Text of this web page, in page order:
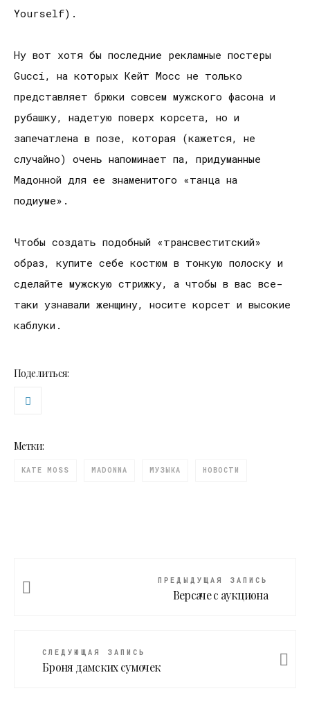
Yourself).
Ну вот хотя бы последние рекламные постеры
Gucci, на которых Кейт Мосс не только
представляет брюки совсем мужского фасона и
рубашку, надетую поверх корсета, но и
запечатлена в позе, которая (кажется, не
случайно) очень напоминает па, придуманные
Мадонной для ее знаменитого «танца на
подиуме».
Чтобы создать подобный «трансвеститский»
образ, купите себе костюм в тонкую полоску и
сделайте мужскую стрижку, а чтобы в вас все-
таки узнавали женщину, носите корсет и высокие
каблуки.
Поделиться:
Метки:
KATE MOSS MADONNA МУЗЫКА НОВОСТИ
ПРЕДЫДУЩАЯ ЗАПИСЬ
Версаче с аукциона
СЛЕДУЮЩАЯ ЗАПИСЬ
Броня дамских сумочек